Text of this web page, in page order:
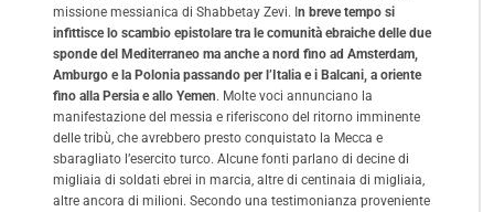
missione messianica di Shabbetay Zevi. In breve tempo si
infittisce lo scambio epistolare tra le comunità ebraiche delle due
sponde del Mediterraneo ma anche a nord fino ad Amsterdam,
Amburgo e la Polonia passando per l’Italia e i Balcani, a oriente
fino alla Persia e allo Yemen. Molte voci annunciano la
manifestazione del messia e riferiscono del ritorno imminente
delle tribù, che avrebbero presto conquistato la Mecca e
sbaragliato l’esercito turco. Alcune fonti parlano di decine di
migliaia di soldati ebrei in marcia, altre di centinaia di migliaia,
altre ancora di milioni. Secondo una testimonianza proveniente